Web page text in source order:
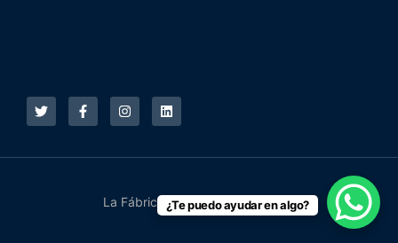
La Fábrica Online © 2015 - 2026
¿Te puedo ayudar en algo?